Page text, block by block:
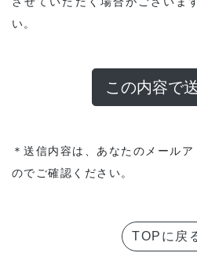
い。
＊送信内容は、あなたのメール
のでご確認ください。
TOPに戻